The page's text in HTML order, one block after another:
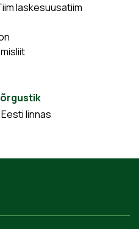
laskesuusatiim
linnas